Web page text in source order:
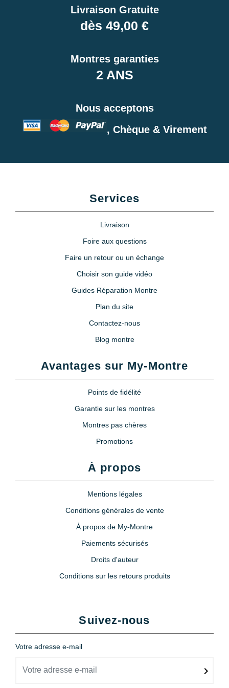
Livraison Gratuite
dès 49,00 €
Montres garanties
2 ANS
Nous acceptons
, Chèque & Virement
Services
Livraison
Foire aux questions
Faire un retour ou un échange
Choisir son guide vidéo
Guides Réparation Montre
Plan du site
Contactez-nous
Blog montre
Avantages sur My-Montre
Points de fidélité
Garantie sur les montres
Montres pas chères
Promotions
À propos
Mentions légales
Conditions générales de vente
À propos de My-Montre
Paiements sécurisés
Droits d'auteur
Conditions sur les retours produits
Suivez-nous
Votre adresse e-mail